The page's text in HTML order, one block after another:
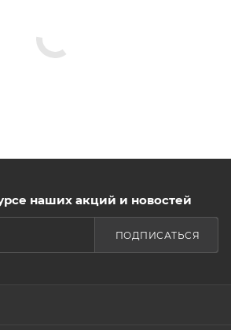
наших акций и новостей
ПОДПИСАТЬСЯ